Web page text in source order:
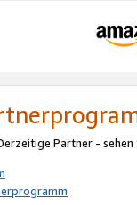
Partner - sehen